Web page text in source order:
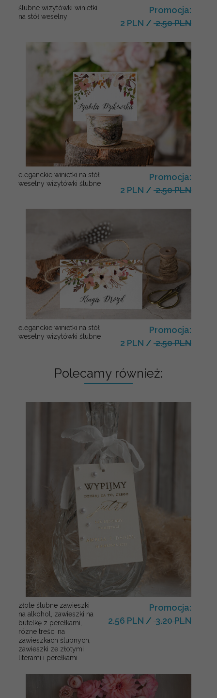
ślubne wizytówki winietki
na stół weselny
Promocja:
2 PLN / 2.50 PLN
eleganckie winietki na stół
weselny wizytówki ślubne
Promocja:
2 PLN / 2.50 PLN
eleganckie winietki na stół
weselny wizytówki ślubne
Promocja:
2 PLN / 2.50 PLN
Polecamy również:
złote ślubne zawieszki
na alkohol, zawieszki na
butelkę z perełkami,
rózne treści na
zawieszkach ślubnych,
zawieszki ze złotymi
literami i perełkami
Promocja:
2.56 PLN / 3.20 PLN